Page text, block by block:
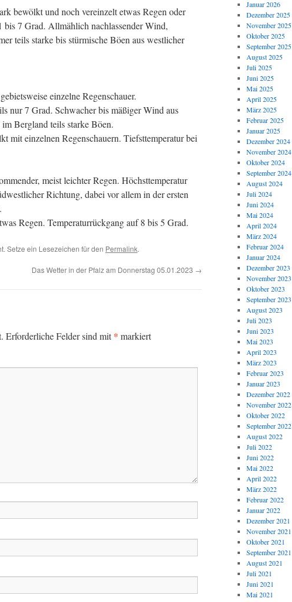
bewölkt und noch vereinzelt etwas Regen oder
bis 7 Grad. Allmählich nachlassender Wind,
teils starke bis stürmische Böen aus westlicher
einzelne Regenschauer.
nur 7 Grad. Schwacher bis mäßiger Wind aus
Bergland teils starke Böen.
mit einzelnen Regenschauern. Tiefsttemperatur bei
meist leichter Regen. Höchsttemperatur
Richtung, dabei vor allem in der ersten
Regen. Temperaturrückgang auf 8 bis 5 Grad.
Setze ein Lesezeichen für den Permalink.
Das Wetter in der Pfalz am Donnerstag 05.01.2023 →
Erforderliche Felder sind mit* markiert
Januar 2026
Dezember 2025
November 2025
Oktober 2025
September 2025
August 2025
Juli 2025
Juni 2025
Mai 2025
April 2025
März 2025
Februar 2025
Januar 2025
Dezember 2024
November 2024
Oktober 2024
September 2024
August 2024
Juli 2024
Juni 2024
Mai 2024
April 2024
März 2024
Februar 2024
Januar 2024
Dezember 2023
November 2023
Oktober 2023
September 2023
August 2023
Juli 2023
Juni 2023
Mai 2023
April 2023
März 2023
Februar 2023
Januar 2023
Dezember 2022
November 2022
Oktober 2022
September 2022
August 2022
Juli 2022
Juni 2022
Mai 2022
April 2022
März 2022
Februar 2022
Januar 2022
Dezember 2021
November 2021
Oktober 2021
September 2021
August 2021
Juli 2021
Juni 2021
Mai 2021